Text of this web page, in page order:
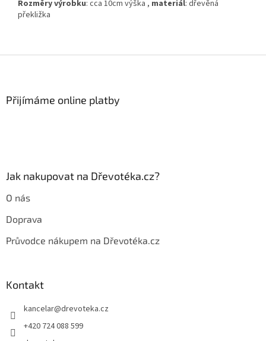
Rozměry výrobku: cca 10cm výška , materiál: dřevěná
překližka
Přijímáme online platby
Jak nakupovat na Dřevotéka.cz?
O nás
Doprava
Průvodce nákupem na Dřevotéka.cz
Kontakt
kancelar@drevoteka.cz
+420 724 088 599